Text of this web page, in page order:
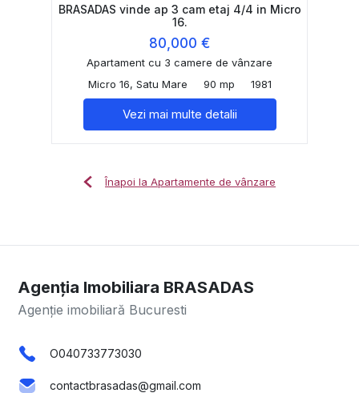
BRASADAS vinde ap 3 cam etaj 4/4 in Micro
16.
80,000 €
Apartament cu 3 camere de vânzare
Micro 16, Satu Mare
90 mp 1981
Vezi mai multe detalii
Înapoi la Apartamente de vânzare
Agenția Imobiliara BRASADAS
Agenție imobiliară Bucuresti
O040733773030
contactbrasadas@gmail.com